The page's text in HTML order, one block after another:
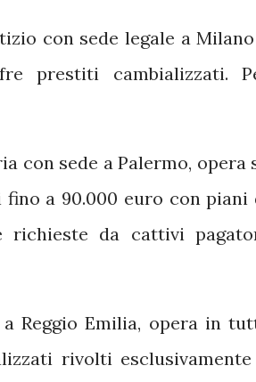
con sede legale a
prestiti cambializzati.
con sede a Palermo, opera
a 90.000 euro con piani
richieste da cattivi
Reggio Emilia, opera in
rivolti